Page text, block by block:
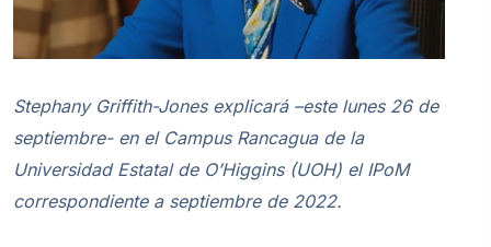
Stephany Griffith-Jones explicará –este lunes 26 de
septiembre- en el Campus Rancagua de la
Universidad Estatal de O’Higgins (UOH) el IPoM
correspondiente a septiembre de 2022.